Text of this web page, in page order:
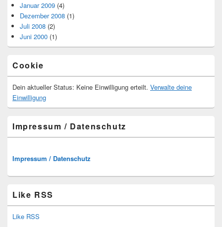
Januar 2009 (4)
Dezember 2008 (1)
Juli 2008 (2)
Juni 2000 (1)
Cookie
Dein aktueller Status: Keine Einwilligung erteilt. Verwalte deine
Einwilligung
Impressum / Datenschutz
Impressum / Datenschutz
Like RSS
Like RSS